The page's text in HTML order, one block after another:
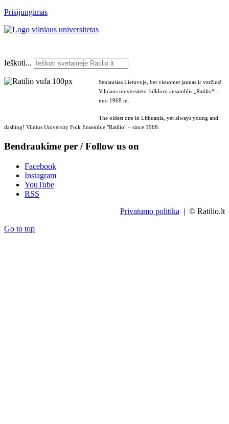
Prisijungimas
Ieškoti...
Seniausias Lietuvoje, bet visuomet jaunas ir veržlus!
Vilniaus universiteto folkloro ansamblis „Ratilio“ –
nuo 1968 m.
The oldest one in Lithuania, yet always young and
dashing! Vilnius University Folk Ensemble "Ratilio" – since 1968.
Bendraukime per / Follow us on
Facebook
Instagram
YouTube
RSS
Privatumo politika | © Ratilio.lt
Go to top